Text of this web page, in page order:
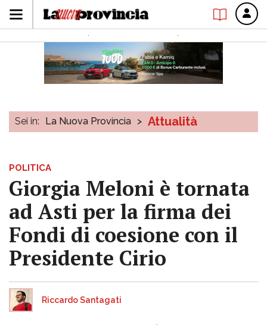
Sei in: La Nuova Provincia > Attualità
POLITICA
Giorgia Meloni è tornata
ad Asti per la firma dei
Fondi di coesione con il
Presidente Cirio
Riccardo Santagati